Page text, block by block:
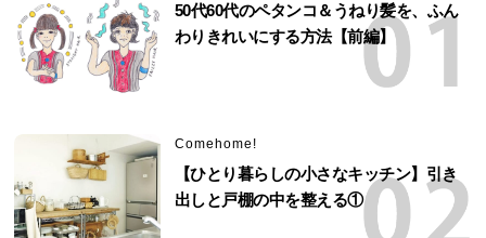
50代60代のペタンコ＆うねり髪を、ふん
わりきれいにする方法【前編】
Comehome!
【ひとり暮らしの小さなキッチン】引き
出しと戸棚の中を整える①